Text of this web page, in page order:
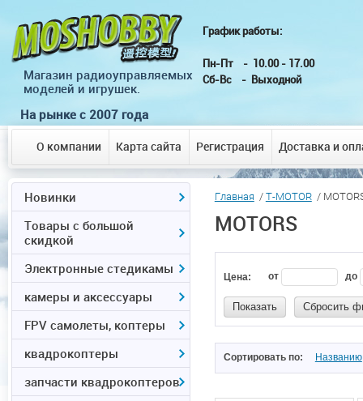
Магазин радиоуправляемых
моделей и игрушек.
На рынке с 2007 года
График работы: г.
Пн-Пт - 10.00 -
Сб-Вс - Выходной
О компании Карта сайта Регистрация Доставка и
Главная / T-MOTOR/
MOTORS
Цена: от до
Показать Сбросить
Сортировать по: Названию
Новинки
Товары с большой
скидкой
Электронные стедикамы
камеры и аксессуары
FPV самолеты, коптеры
квадрокоптеры
запчасти квадрокоптеров